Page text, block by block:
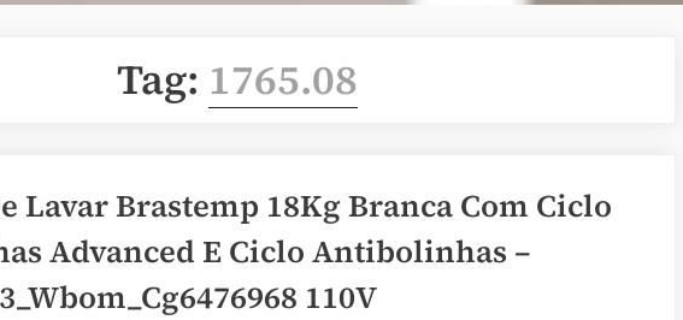
Tag: 1765.08
Lavar Brastemp 18Kg Branca Com Ciclo
Advanced E Ciclo Antibolinhas –
110V